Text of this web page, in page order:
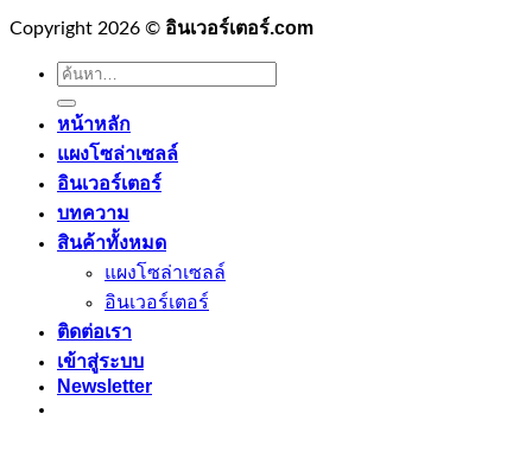
Copyright 2026 © อินเวอร์เตอร์.com
ค้นหา:
หน้าหลัก
แผงโซล่าเซลล์
อินเวอร์เตอร์
บทความ
สินค้าทั้งหมด
แผงโซล่าเซลล์
อินเวอร์เตอร์
ติดต่อเรา
เข้าสู่ระบบ
Newsletter